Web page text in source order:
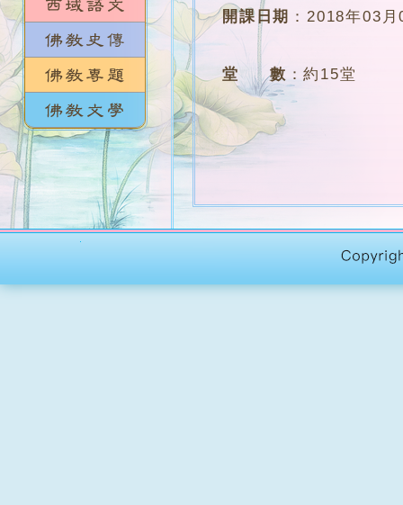
開課日期 ：2018年03月
堂 數 ：約15堂